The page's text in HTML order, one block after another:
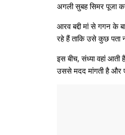
अगली सुबह सिमर पूजा
आरव बद्दी मां से गगन के
रहे हैं ताकि उसे कुछ
इस बीच, संध्या वहां
उससे मदद मांगती है और